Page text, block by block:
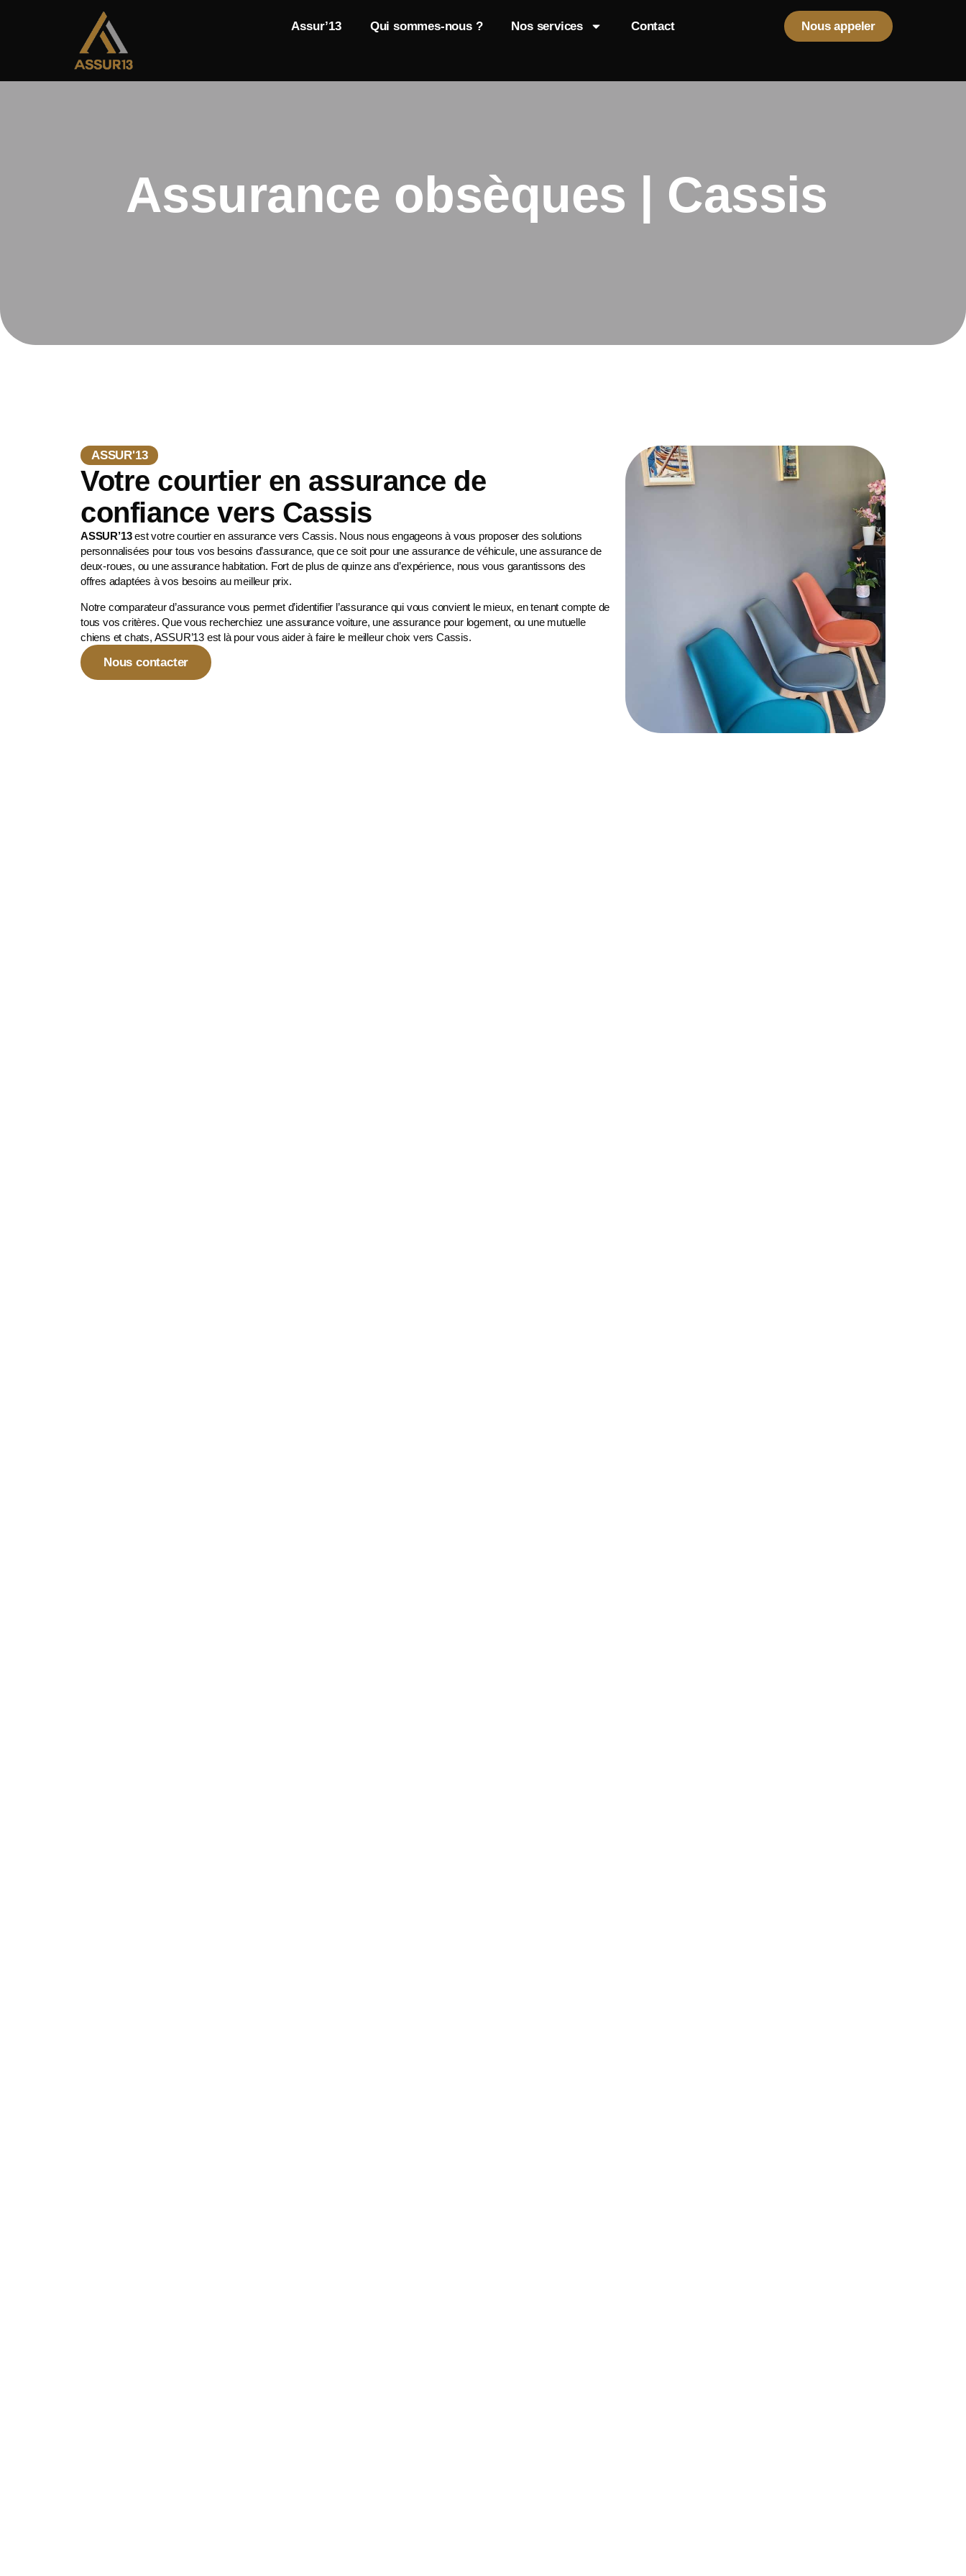
Assur’13 Qui sommes-nous ? Nos services Contact Nous appeler
Assurance obsèques | Cassis
ASSUR'13
Votre courtier en assurance de
confiance vers Cassis
ASSUR’13est votre courtier en assurance vers Cassis. Nous nous engageons à vous proposer des solutions
personnalisées pour tous vos besoins d’assurance, que ce soit pour une assurance de véhicule, uneassurance de
deux-roues, ou une assurance habitation. Fort de plus de quinze ans d’expérience, nous vous garantissons des
offres adaptées à vos besoins au meilleur prix.
Notre comparateur d’assurance vous permet d’identifier l’assurance qui vous convient le mieux, en tenant compte de
tous vos critères. Que vous recherchiez une assurance voiture, une assurance pour logement, ou une mutuelle
chiens et chats, ASSUR’13 est là pour vous aider à faire le meilleur choix vers Cassis.
Nous contacter